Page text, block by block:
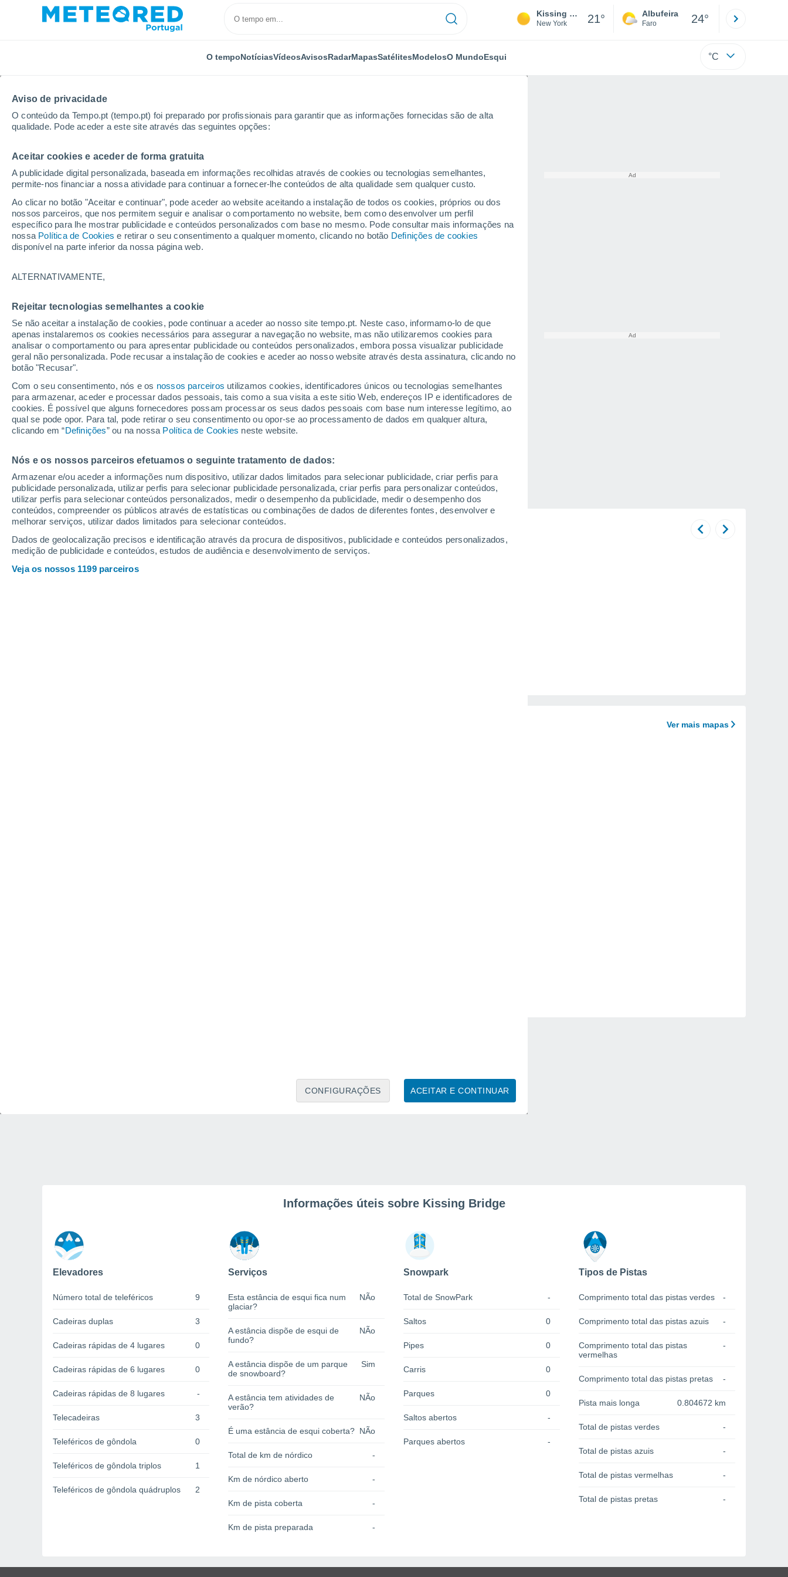
Aviso de privacidade
O conteúdo da Tempo.pt (tempo.pt) foi preparado por profissionais para garantir que as informações fornecidas são de alta
qualidade. Pode aceder a este site através das seguintes opções:
Aceitar cookies e aceder de forma gratuita
A publicidade digital personalizada, baseada em informações recolhidas através de cookies ou tecnologias semelhantes,
permite-nos financiar a nossa atividade para continuar a fornecer-lhe conteúdos de alta qualidade sem qualquer custo.
Ao clicar no botão "Aceitar e continuar", pode aceder ao website aceitando a instalação de todos os cookies, próprios ou dos
nossos parceiros, que nos permitem seguir e analisar o comportamento no website, bem como desenvolver um perfil
específico para lhe mostrar publicidade e conteúdos personalizados com base no mesmo. Pode consultar mais informações na
nossa Política de Cookies e retirar o seu consentimento a qualquer momento, clicando no botão Definições de cookies
disponível na parte inferior da nossa página web.
ALTERNATIVAMENTE,
Rejeitar tecnologias semelhantes a cookie
Se não aceitar a instalação de cookies, pode continuar a aceder ao nosso site tempo.pt. Neste caso, informamo-lo de que
apenas instalaremos os cookies necessários para assegurar a navegação no website, mas não utilizaremos cookies para
analisar o comportamento ou para apresentar publicidade ou conteúdos personalizados, embora possa visualizar publicidade
geral não personalizada. Pode recusar a instalação de cookies e aceder ao nosso website através desta assinatura, clicando no
botão "Recusar".
Com o seu consentimento, nós e os nossos parceiros utilizamos cookies, identificadores únicos ou tecnologias semelhantes
para armazenar, aceder e processar dados pessoais, tais como a sua visita a este sitio Web, endereços IP e identificadores de
cookies. É possível que alguns fornecedores possam processar os seus dados pessoais com base num interesse legítimo, ao
qual se pode opor. Para tal, pode retirar o seu consentimento ou opor-se ao processamento de dados em qualquer altura,
clicando em “Definições” ou na nossa Política de Cookies neste website.
Nós e os nossos parceiros efetuamos o seguinte tratamento de dados:
Armazenar e/ou aceder a informações num dispositivo, utilizar dados limitados para selecionar publicidade, criar perfis para
publicidade personalizada, utilizar perfis para selecionar publicidade personalizada, criar perfis para personalizar conteúdos,
utilizar perfis para selecionar conteúdos personalizados, medir o desempenho da publicidade, medir o desempenho dos
conteúdos, compreender os públicos através de estatísticas ou combinações de dados de diferentes fontes, desenvolver e
melhorar serviços, utilizar dados limitados para selecionar conteúdos.
Dados de geolocalização precisos e identificação através da procura de dispositivos, publicidade e conteúdos personalizados,
medição de publicidade e conteúdos, estudos de audiência e desenvolvimento de serviços.
Veja os nossos 1199 parceiros
ACEITAR E CONTINUAR
CONFIGURAÇÕES
Kissing Bridge
New York 21° Albufeira
Faro 24°
O tempoNotíciasVídeosAvisosRadarMapasSatélitesModelosO MundoEsqui °C
Início Estados Unidos Estado de Nova Iorque
Kissing Bridge
26/12/2026
Hoje
9 Ago.
Amanhã
10 Ago.
Terça
11 Ago.
Boletim de neve de hoje
Pistas por dificuldade - - - -
Quilómetros esquiáveis -
Pistas abertas
Elevadores 0 / 9
Espessura da neve na base -
Espessura da neve na parte superior
Webcams em Kissing Bridge
Ver mais mapas
Informações úteis sobre Kissing Bridge
Elevadores
Número total de teleféricos 9
Cadeiras duplas 3
Cadeiras rápidas de 4 lugares 0
Cadeiras rápidas de 6 lugares 0
Cadeiras rápidas de 8 lugares -
Telecadeiras 3
Teleféricos de gôndola 0
Teleféricos de gôndola triplos 1
Teleféricos de gôndola quádruplos 2
Serviços
Esta estância de esqui fica num
glaciar?
NÃo
A estância dispõe de esqui de
fundo?
NÃo
A estância dispõe de um parque
de snowboard?
Sim
A estância tem atividades de
verão?
NÃo
É uma estância de esqui coberta? NÃo
Total de km de nórdico -
Km de nórdico aberto -
Km de pista coberta -
Km de pista preparada -
Snowpark
Total de SnowPark -
Saltos 0
Pipes 0
Carris 0
Parques 0
Saltos abertos -
Parques abertos -
Tipos de Pistas
Comprimento total das pistas verdes -
Comprimento total das pistas azuis -
Comprimento total das pistas
vermelhas
-
Comprimento total das pistas pretas -
Pista mais longa 0.804672 km
Total de pistas verdes -
Total de pistas azuis -
Total de pistas vermelhas -
Total de pistas pretas -